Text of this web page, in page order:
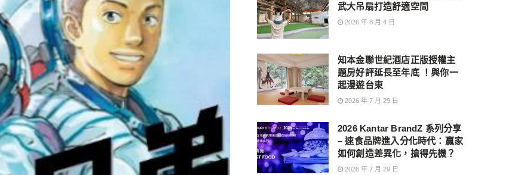
武大吊扇打造舒適空間
2026 年 8 月 4 日
知本金聯世紀酒店正版授權主
題房好評延長至年底 ！與你一
起漫遊台東
2026 年 7 月 29 日
2026 Kantar BrandZ 系列分享
– 速食品牌進入分化時代：贏家
如何創造差異化，搶得先機？
2026 年 7 月 29 日